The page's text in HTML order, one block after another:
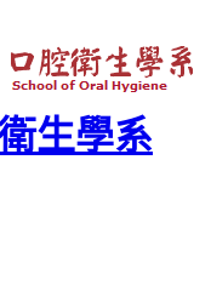
生學系